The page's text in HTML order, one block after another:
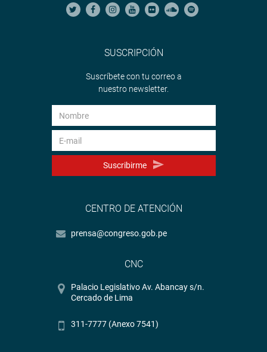
SUSCRIPCIÓN
Suscríbete con tu correo a
nuestro newsletter.
Suscribirme
CENTRO DE ATENCIÓN
prensa@congreso.gob.pe
CNC
Palacio Legislativo Av. Abancay s/n.
Cercado de Lima
311-7777 (Anexo 7541)